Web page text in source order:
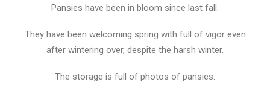
Pansies have been in bloom since last fall.
They have been welcoming spring with full of vigor even
after wintering over, despite the harsh winter.
The storage is full of photos of pansies.